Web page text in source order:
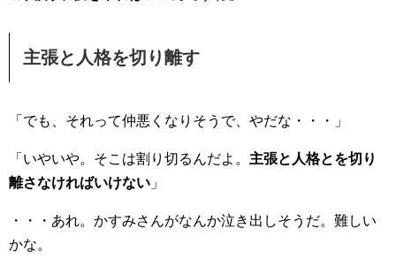
主張と人格を切り離す
「でも、それって仲悪くなりそうで、やだな・・・」
「いやいや。そこは割り切るんだよ。 主張と人格とを切り
離さなければいけない 」
・・・あれ。かすみさんがなんか泣き出しそうだ。難しい
かな。